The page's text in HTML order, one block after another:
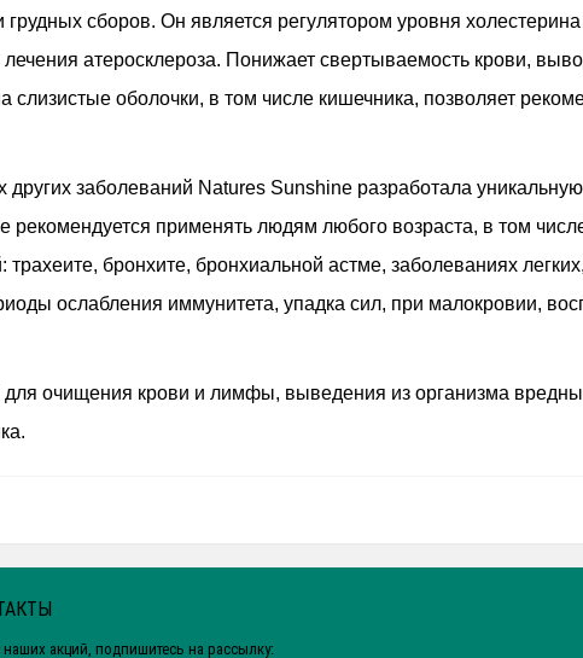
сборов. Он является регулятором уровня
атеросклероза. Понижает свертываемость крови,
оболочки, в том числе кишечника, позволяет
заболеваний Natures Sunshine разработала уникальную
рекомендуется применять людям любого возраста, в том
бронхите, бронхиальной астме, заболеваниях
ослабления иммунитета, упадка сил, при малокровии,
для очищения крови и лимфы, выведения из организма
наших акций, подпишитесь на рассылку: